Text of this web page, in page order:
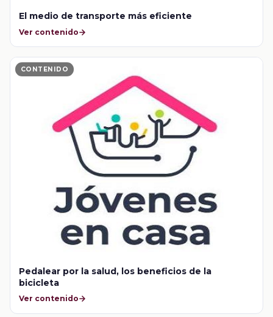
El medio de transporte más eficiente
Ver contenido
CONTENIDO
Pedalear por la salud, los beneficios de la
bicicleta
Ver contenido